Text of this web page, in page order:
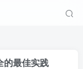
的最佳实践